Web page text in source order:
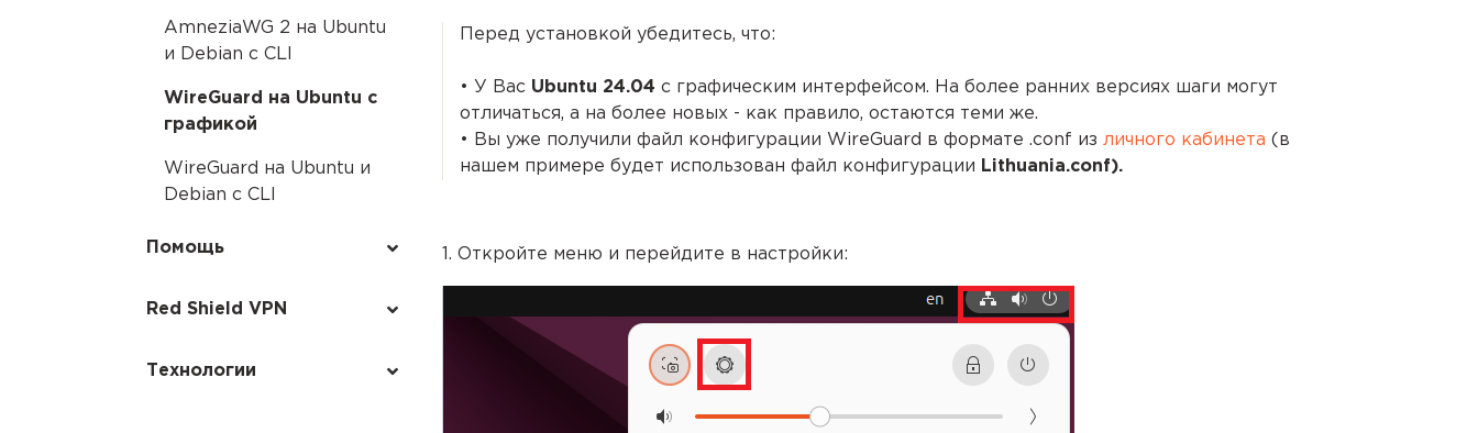
AmneziaWG 2 на Ubuntu
и Debian с CLI
WireGuard на Ubuntu с
графикой
WireGuard на Ubuntu и
Debian с CLI
Помощь
Red Shield VPN
Технологии
Перед установкой убедитесь, что:
• У Вас Ubuntu 24.04 с графическим интерфейсом. На более ранних версиях шаги могут
отличаться, а на более новых - как правило, остаются теми же.
• Вы уже получили файл конфигурации WireGuard в формате .conf из личного кабинета (в
нашем примере будет использован файл конфигурации Lithuania.conf).
1. Откройте меню и перейдите в настройки: